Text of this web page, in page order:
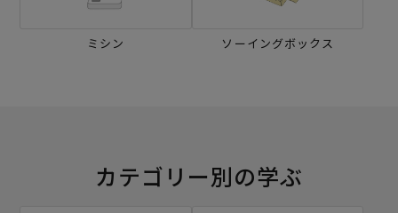
ミシン ソーイングボックス
カテゴリー別の学ぶ